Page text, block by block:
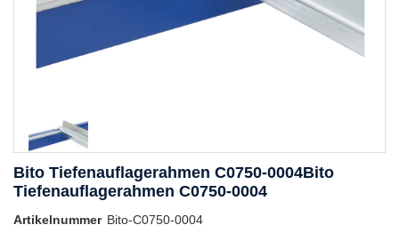
Bito Tiefenauflagerahmen C0750-0004Bito
Tiefenauflagerahmen C0750-0004
Artikelnummer Bito-C0750-0004